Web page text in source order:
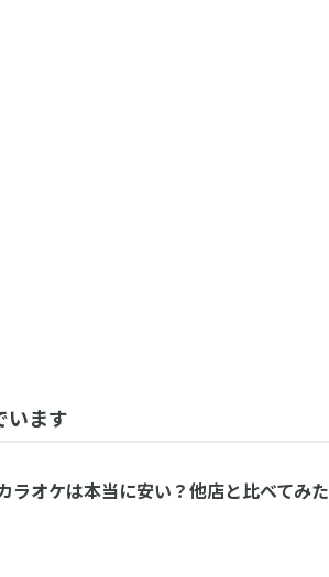
います
オケは本当に安い？他店と比べてみた